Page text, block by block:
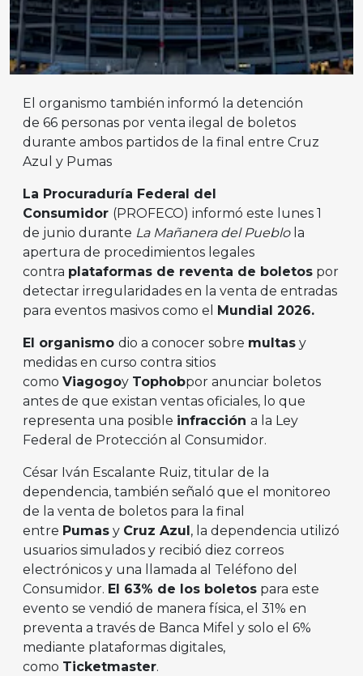
El organismo también informó la detención
de 66 personas por venta ilegal de boletos
durante ambos partidos de la final entre Cruz
Azul y Pumas
La Procuraduría Federal del
Consumidor (PROFECO) informó este lunes 1
de junio durante La Mañanera del Pueblola
apertura de procedimientos legales
contra plataformas de reventa de boletos por
detectar irregularidades en la venta de entradas
para eventos masivos como el
Mundial 2026.
El organismo dio a conocer sobre multas y
medidas en curso contra sitios
como Viagogoy Tophobpor anunciar boletos
antes de que existan ventas oficiales, lo que
representa una posible infracción a la Ley
Federal de Protección al Consumidor.
César Iván Escalante Ruiz, titular de la
dependencia, también señaló que el monitoreo
de la venta de boletos para la final
entre Pumas y Cruz Azul , la dependencia utilizó
usuarios simulados y recibió diez correos
electrónicos y una llamada al Teléfono del
Consumidor. El 63% de los boletos para este
evento se vendió de manera física, el 31% en
preventa a través de Banca Mifel y solo el 6%
mediante plataformas digitales,
como Ticketmaster.